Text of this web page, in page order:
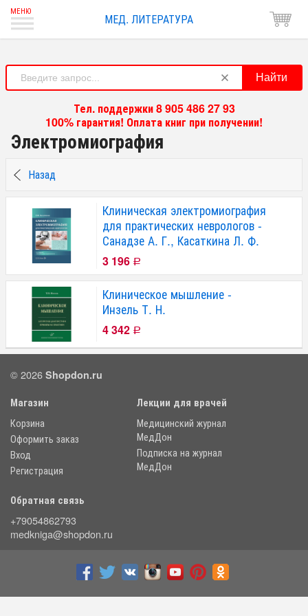
МЕД. ЛИТЕРАТУРА
Найти
Тел. поддержки 8 905 486 27 93
100% гарантия! Оплата книг при получении!
Электромиография
Назад
Клиническая электромиография
для практических неврологов -
Санадзе А. Г., Касаткина Л. Ф.
3 196 Р
Клиническое мышление -
Инзель Т. Н.
4 342 Р
© 2026 Shopdon.ru
Магазин
Корзина
Оформить заказ
Вход
Регистрация
Лекции для врачей
Медицинский журнал
МедДон
Подписка на журнал
МедДон
Обратная связь
+79054862793
medkniga@shopdon.ru